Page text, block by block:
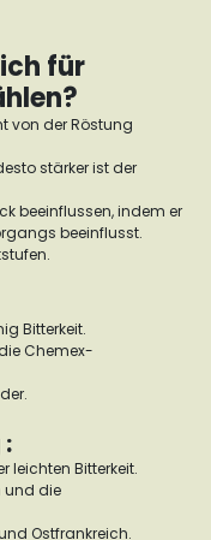
für
von der Röstung
stärker ist der
beeinflussen, indem er
beeinflusst.
Bitterkeit.
Chemex-
leichten Bitterkeit.
und die
Ostfrankreich.